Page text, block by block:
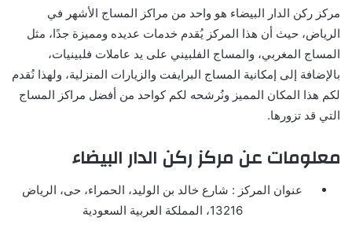
مركز ركن الدار البيضاء هو واحد من مراكز المساج الأشهر في
الرياض، حيث أن هذا المركز يُقدم خدمات عديده ومميزة جدًا، مثل
المساج المغربي، والمساج الفلبيني على يد عاملات فلبينيات،
بالإضافة إلى إمكانية المساج البرايفت والزيارات المنزلية، ولهذا نُقدم
لكم هذا المكان المميز ونُرشحه لكم كواحد من أفضل مراكز المساج
التي قد تزورها.
معلومات عن مركز ركن الدار البيضاء
عنوان المركز : شارع خالد بن الوليد، الحمراء، حى، الرياض
13216، المملكة العربية السعودية